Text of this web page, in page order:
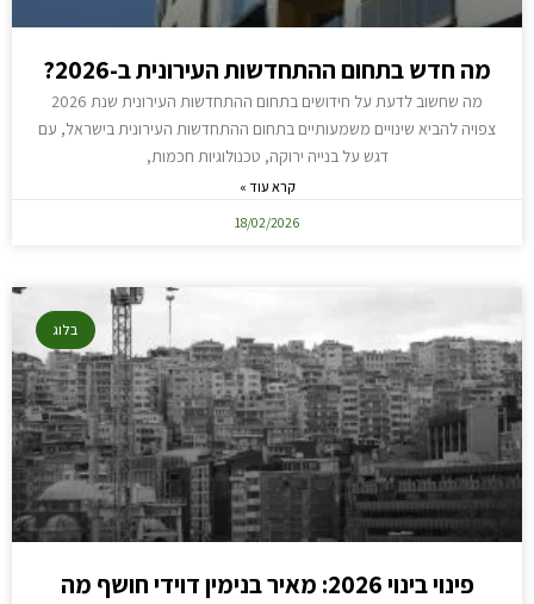
מה חדש בתחום ההתחדשות העירונית ב-2026?
מה שחשוב לדעת על חידושים בתחום ההתחדשות העירונית שנת 2026
צפויה להביא שינויים משמעותיים בתחום ההתחדשות העירונית בישראל, עם
דגש על בנייה ירוקה, טכנולוגיות חכמות,
קרא עוד »
18/02/2026
בלוג
פינוי בינוי 2026: מאיר בנימין דוידי חושף מה